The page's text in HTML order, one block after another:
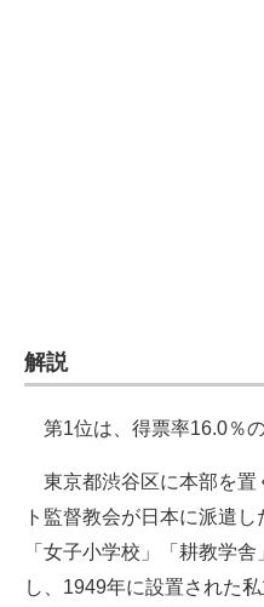
エネルギーの専門メディア
建設×テクノロジーの最前線
解説
第1位は、得票率16.0％
東京都渋谷区に本部を置
ト監督教会が日本に派遣
「女子小学校」「耕教学
し、1949年に設置された